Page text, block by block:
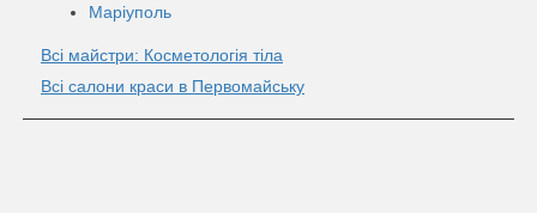
Маріуполь
Всі майстри: Косметологія тіла
Всі салони краси в Первомайську